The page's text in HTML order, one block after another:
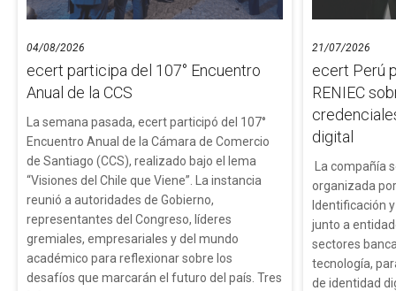
04/08/2026
ecert participa del 107° Encuentro
Anual de la CCS
La semana pasada, ecert participó del 107°
Encuentro Anual de la Cámara de Comercio
de Santiago (CCS), realizado bajo el lema
“Visiones del Chile que Viene”. La instancia
reunió a autoridades de Gobierno,
representantes del Congreso, líderes
gremiales, empresariales y del mundo
académico para reflexionar sobre los
desafíos que marcarán el futuro del país. Tres
21/07/2026
ecert Perú
RENIEC
digital
La compañía
organizada
Identificación
junto a
sectores
tecnología,
de identidad